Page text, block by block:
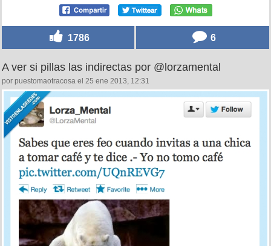
1786 6
A ver si pillas las indirectas por @lorzamental
por puestomaotracosa el 25 ene 2013, 12:31